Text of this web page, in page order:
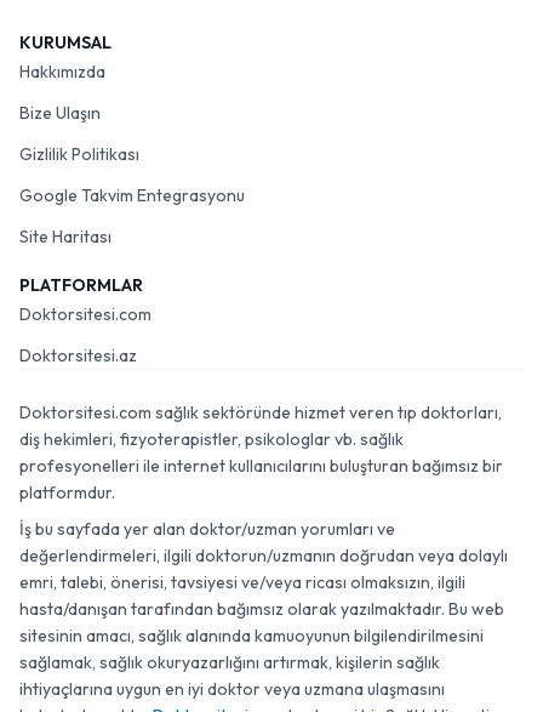
KURUMSAL
Hakkımızda
Bize Ulaşın
Gizlilik Politikası
Google Takvim Entegrasyonu
Site Haritası
PLATFORMLAR
Doktorsitesi.com
Doktorsitesi.az
Doktorsitesi.com sağlık sektöründe hizmet veren tıp doktorları,
diş hekimleri, fizyoterapistler, psikologlar vb. sağlık
profesyonelleri ile internet kullanıcılarını buluşturan bağımsız bir
platformdur.
İş bu sayfada yer alan doktor/uzman yorumları ve
değerlendirmeleri, ilgili doktorun/uzmanın doğrudan veya dolaylı
emri, talebi, önerisi, tavsiyesi ve/veya ricası olmaksızın, ilgili
hasta/danışan tarafından bağımsız olarak yazılmaktadır. Bu web
sitesinin amacı, sağlık alanında kamuoyunun bilgilendirilmesini
sağlamak, sağlık okuryazarlığını artırmak, kişilerin sağlık
ihtiyaçlarına uygun en iyi doktor veya uzmana ulaşmasını